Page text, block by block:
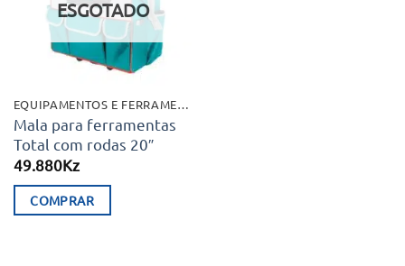
ESGOTADO
EQUIPAMENTOS E FERRAMENTAS
Mala para ferramentas
Total com rodas 20″
49.880Kz
COMPRAR